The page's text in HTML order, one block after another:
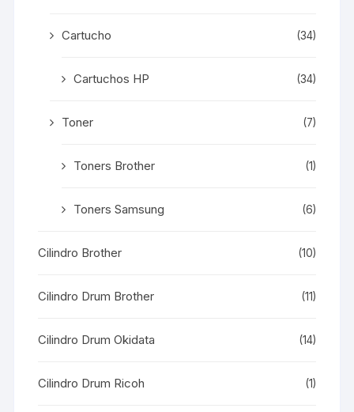
Cartucho (34)
Cartuchos HP (34)
Toner (7)
Toners Brother (1)
Toners Samsung (6)
Cilindro Brother (10)
Cilindro Drum Brother (11)
Cilindro Drum Okidata (14)
Cilindro Drum Ricoh (1)